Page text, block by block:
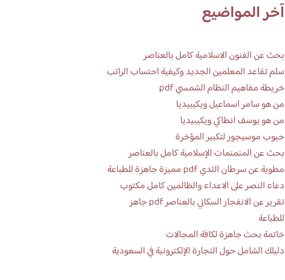
آخر المواضيع
بحث عن الفنون الاسلامية كامل بالعناصر
سلم تقاعد المعلمين الجديد وكيفية احتساب الراتب
خريطة مفاهيم النظام الشمسي pdf
من هو سامر اسماعيل ويكيبيديا
من هو يوسف انطاكي ويكيبيديا
حبوب موسيجور لتكبير المؤخرة
بحث عن المنمنمات الإسلامية كامل بالعناصر
مطوية عن سرطان الثدي pdf مميزة جاهزة للطباعة
دعاء النصر على الاعداء والظالمين كامل مكتوب
تقرير عن الانفجار السكاني بالعناصر pdf جاهز
للطباعة
خاتمة بحث جاهزة لكافة المجالات
دليلك الشامل حول التجارة الإلكترونية في السعودية